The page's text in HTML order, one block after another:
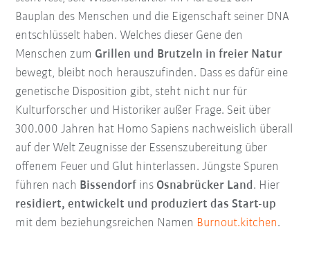
Bauplan des Menschen und die Eigenschaft seiner DNA
entschlüsselt haben. Welches dieser Gene den
Menschen zum Grillen und Brutzeln in freier Natur
bewegt, bleibt noch herauszufinden. Dass es dafür eine
genetische Disposition gibt, steht nicht nur für
Kulturforscher und Historiker außer Frage. Seit über
300.000 Jahren hat Homo Sapiens nachweislich überall
auf der Welt Zeugnisse der Essenszubereitung über
offenem Feuer und Glut hinterlassen. Jüngste Spuren
führen nach Bissendorf ins Osnabrücker Land . Hier
residiert, entwickelt und produziert das Start-up
mit dem beziehungsreichen Namen Burnout.kitchen.